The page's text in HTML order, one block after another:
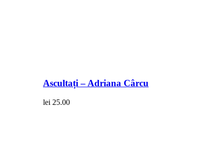
Ascultați – Adriana Cârcu
lei 25.00